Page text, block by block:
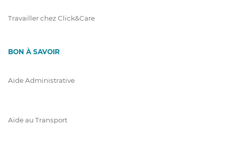
Travailler chez Click&Care
BON À SAVOIR
Aide Administrative
Aide au Transport